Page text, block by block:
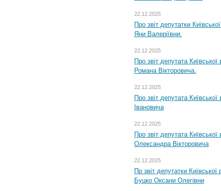
22.12.2025
Про звіт депутатки
Яни Валеріївни.
22.12.2025
Про звіт депутата
Романа Вікторовича.
22.12.2025
Про звіт депутата
Івановича
22.12.2025
Про звіт депутата
Олександра Вікторовича
22.12.2025
Пр звіт депутатки
Буцко Оксани Олегівни